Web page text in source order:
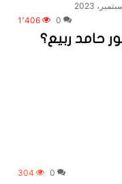
0
1٬406
حامد ربيع؟
0
304